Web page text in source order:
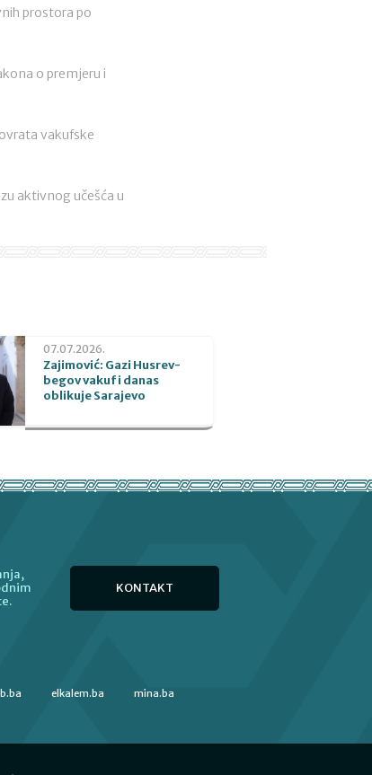
prostora po
o premjeru i
vakufske
aktivnog učešća u
07.07.2026.
Zajimović: Gazi Husrev-
begov vakuf i danas
oblikuje Sarajevo
KONTAKT
elkalem.ba mina.ba